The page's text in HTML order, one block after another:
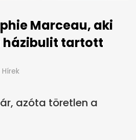
Marceau, aki
tartott
azóta töretlen a